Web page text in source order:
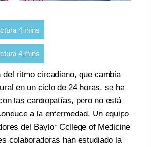
del ritmo circadiano, que cambia
en un ciclo de 24 horas, se ha
las cardiopatías, pero no está
a la enfermedad. Un equipo
del Baylor College of Medicine
colaboradoras han estudiado la